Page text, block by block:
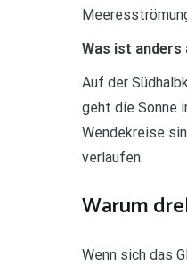
Was ist anders
Auf der
geht die Sonne
Wendekreise
verlaufen.
Warum
Wenn sich das